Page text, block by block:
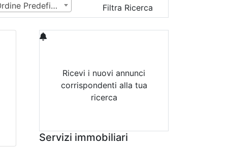
Ordine Predefinito Filtra Ricerca
Ricevi i nuovi annunci
corrispondenti alla tua
ricerca
Servizi immobiliari